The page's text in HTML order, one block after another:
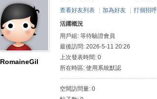
RomaineGil
查看好友列表 加為好友 打個招呼
活躍概況
用戶組: 等待驗證會員
最後訪問: 2026-5-11 20:26
上次發表時間: 0
所在時區: 使用系統默認
空間訪問量: 0